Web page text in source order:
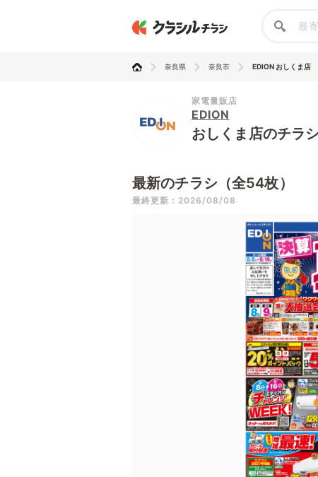
奈良県 奈良市 EDION おしくま店
家電量販店
EDION
おしくま店のチラ
最新のチラシ（全54枚）
最終更新：2026/08/08